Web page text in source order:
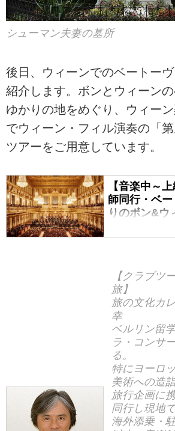
シューマン夫妻の墓所
後日、ウィーンでのベートー
紹介します。ボンとウィーン
ゆかりの地をめぐり、ウィー
でウィーン・フィル演奏の「
ツアーをご用意しています。
【音楽中～
師同行・ベ
りのボン&ウ
と２つの音
フィルの第
【音楽中～上
行・ベートー
&ウィーン２
楽鑑賞「ウィ
と「ブッフビ
イタル」～の
ツアー・旅行
ツーリズム。
【クラブツ
旅】
旅の文化カ
幸
ベルリン留
ラ・コンサ
る。
特にヨーロ
美術への造
旅行企画に
同行し現地
海外添乗・